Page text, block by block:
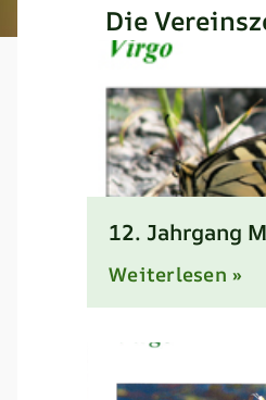
Die
12. Jahrgang
Weiterlesen »